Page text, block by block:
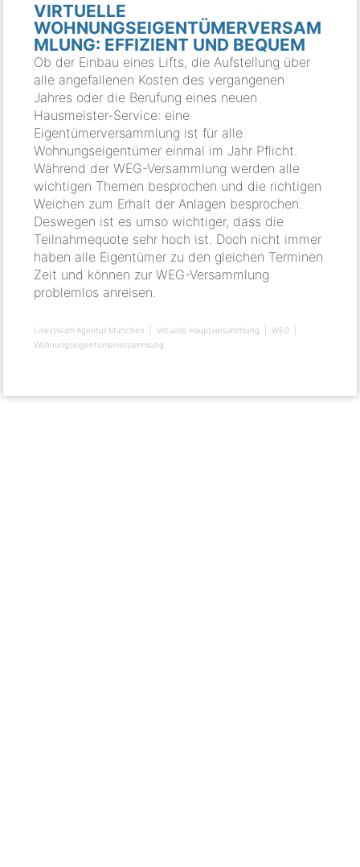
VIRTUELLE
WOHNUNGSEIGENTÜMERVERSAM
MLUNG: EFFIZIENT UND BEQUEM
Ob der Einbau eines Lifts, die Aufstellung über
alle angefallenen Kosten des vergangenen
Jahres oder die Berufung eines neuen
Hausmeister-Service: eine
Eigentümerversammlung ist für alle
Wohnungseigentümer einmal im Jahr Pflicht.
Während der WEG-Versammlung werden alle
wichtigen Themen besprochen und die richtigen
Weichen zum Erhalt der Anlagen besprochen.
Deswegen ist es umso wichtiger, dass die
Teilnahmequote sehr hoch ist. Doch nicht immer
haben alle Eigentümer zu den gleichen Terminen
Zeit und können zur WEG-Versammlung
problemlos anreisen.
Livestream Agentur München Virtuelle Hauptversammlung
WEG
Wohnungseigentümerversammlung